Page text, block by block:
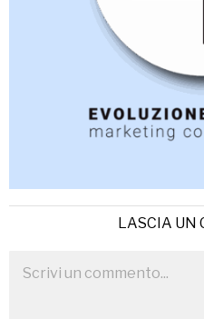
LASCIA UN